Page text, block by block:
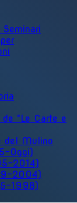
Seminari
"Le Carte e
del Mulino
Oggi)
2014)
2004)
1998)